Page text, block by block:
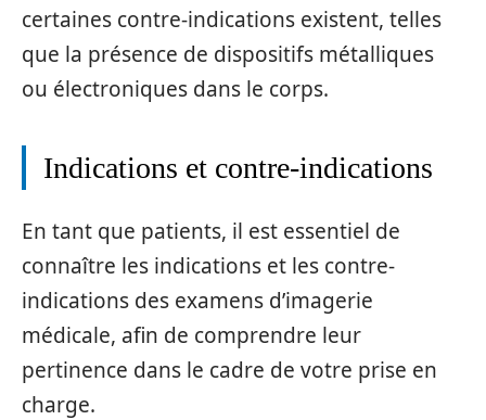
certaines contre-indications existent, telles
que la présence de dispositifs métalliques
ou électroniques dans le corps.
Indications et contre-indications
En tant que patients, il est essentiel de
connaître les indications et les contre-
indications des examens d’imagerie
médicale, afin de comprendre leur
pertinence dans le cadre de votre prise en
charge.